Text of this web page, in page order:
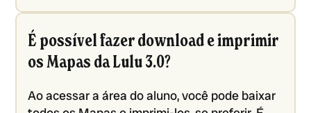
É possível fazer download e imprimir
os Mapas da Lulu 3.0?
Ao acessar a área do aluno, você pode baixar